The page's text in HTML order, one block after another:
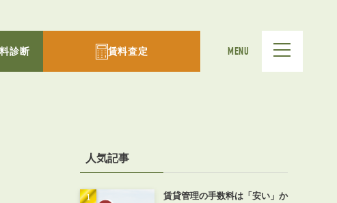
診断 賃料査定 MENU
人気記事
賃貸管理の手数料は「安い」か